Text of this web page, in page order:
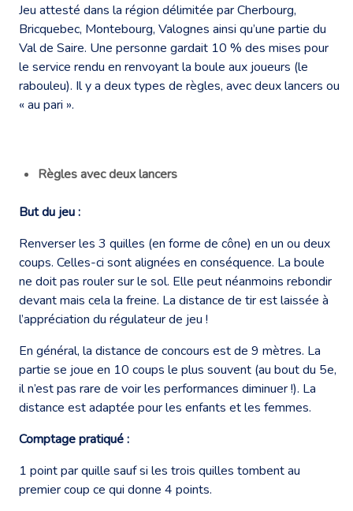
Jeu attesté dans la région délimitée par Cherbourg,
Bricquebec, Montebourg, Valognes ainsi qu’une partie du
Val de Saire. Une personne gardait 10 % des mises pour
le service rendu en renvoyant la boule aux joueurs (le
rabouleu). Il y a deux types de règles, avec deux lancers ou
« au pari ».
Règles avec deux lancers
But du jeu :
Renverser les 3 quilles (en forme de cône) en un ou deux
coups. Celles-ci sont alignées en conséquence. La boule
ne doit pas rouler sur le sol. Elle peut néanmoins rebondir
devant mais cela la freine. La distance de tir est laissée à
l’appréciation du régulateur de jeu !
En général, la distance de concours est de 9 mètres. La
partie se joue en 10 coups le plus souvent (au bout du 5e,
il n’est pas rare de voir les performances diminuer !). La
distance est adaptée pour les enfants et les femmes.
Comptage pratiqué :
1 point par quille sauf si les trois quilles tombent au
premier coup ce qui donne 4 points.